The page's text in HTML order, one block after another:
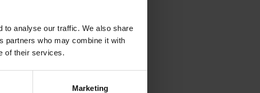
to analyse our traffic. We also share
partners who may combine it with
of their services.
Marketing